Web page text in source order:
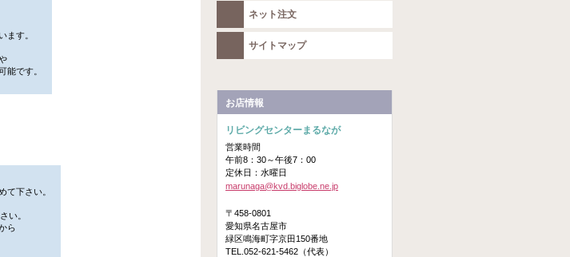
ます。
能です。
て下さい。
い。
ら
ネット注文
サイトマップ
お店情報
リビングセンターまるなが
営業時間
午前8：30～午後7：00
定休日：水曜日
marunaga@kvd.biglobe.ne.jp
〒458-0801
愛知県名古屋市
緑区鳴海町字京田150番地
TEL.052-621-5462（代表）